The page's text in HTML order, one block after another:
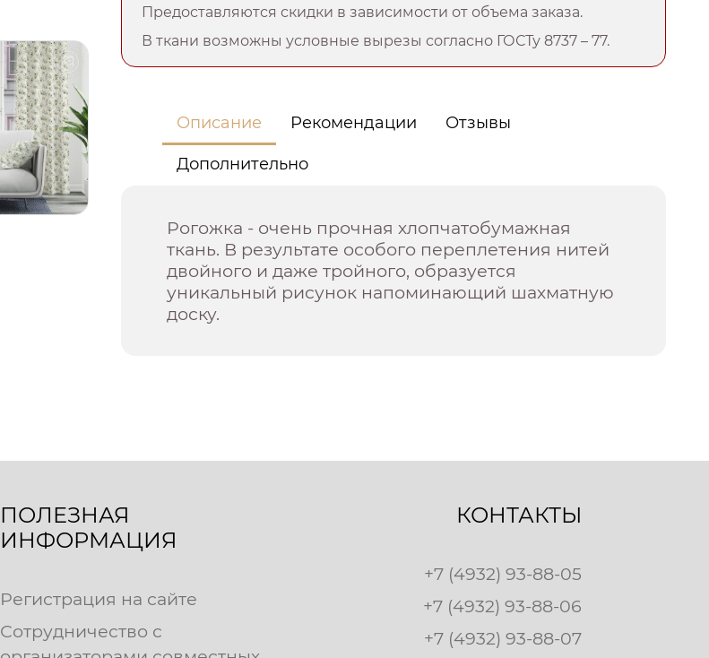
Предоставляются скидки в зависимости от объема заказа.
В ткани возможны условные вырезы согласно ГОСТу 8737 – 77.
Описание Рекомендации Отзывы
Дополнительно
Рогожка - очень прочная хлопчатобумажная
ткань. В результате особого переплетения нитей
двойного и даже тройного, образуется
уникальный рисунок напоминающий шахматную
доску.
ПОЛЕЗНАЯ
ИНФОРМАЦИЯ
Регистрация на сайте
Сотрудничество с
КОНТАКТЫ
+7 (4932) 93-88-05
+7 (4932) 93-88-06
+7 (4932) 93-88-07